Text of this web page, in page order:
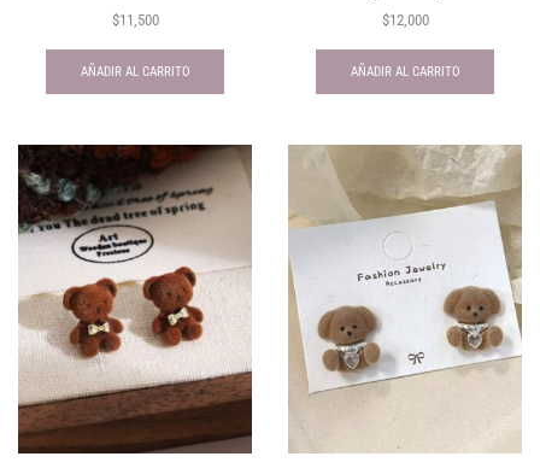
$11,500
AÑADIR AL CARRITO
$12,000
AÑADIR AL CARRITO